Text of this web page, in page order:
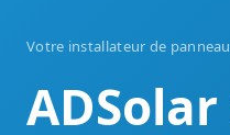
Votre installateur de
ADSolar